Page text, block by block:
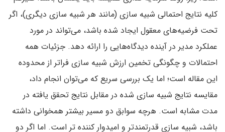
کلیه نتایج احتمالی شبیه سازی (مانند هر شبیه سازی دیگری)، اگر
تحت فرضیه‌های معقول ایجاد شده باشد، می‌تواند در مورد
عملکرد مدیر در آینده دیدگاه‌هایی را ارائه دهد. جزئیات همه
احتمالات و چگونگی تخمین ارزش شبیه سازی فراتر از محدوده
این مقاله است؛ اما یک بررسی سریع که می‌توان انجام داد،
مقایسه نتایج شبیه سازی شده در مقابل نتایج تحقق یافته در
مدت مشابه است. هرچه سوابق دو مسیر بیشتر همخوانی داشته
باشد، شبیه سازی قدرتمندتر و امیدوار کننده تر است. اما اگر دو